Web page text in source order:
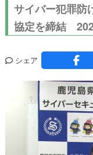
サイバー犯罪
協定を締結
シェア